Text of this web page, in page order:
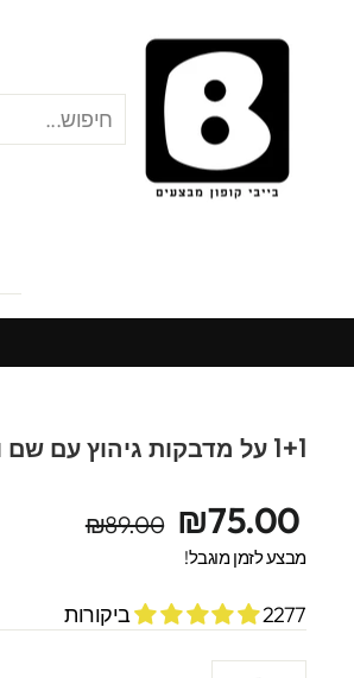
1+1 על מדבקות גיהוץ עם שם ומספר טלפון (48 מדבקות)
מחיר
מקורי
מחיר
מבצע
₪75.00
₪89.00
מבצע לזמן מוגבל!
2277 ביקורות